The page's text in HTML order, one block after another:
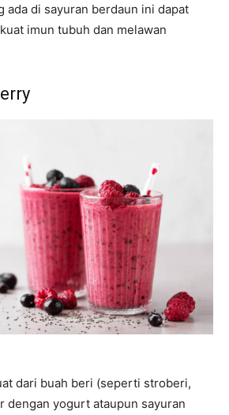
ada di sayuran berdaun ini dapat
imun tubuh dan melawan
dari buah beri (seperti stroberi,
dengan yogurt ataupun sayuran